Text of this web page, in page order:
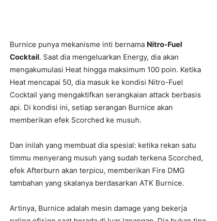
Burnice punya mekanisme inti bernama Nitro-Fuel
Cocktail. Saat dia mengeluarkan Energy, dia akan
mengakumulasi Heat hingga maksimum 100 poin. Ketika
Heat mencapai 50, dia masuk ke kondisi Nitro-Fuel
Cocktail yang mengaktifkan serangkaian attack berbasis
api. Di kondisi ini, setiap serangan Burnice akan
memberikan efek Scorched ke musuh.
Dan inilah yang membuat dia spesial: ketika rekan satu
timmu menyerang musuh yang sudah terkena Scorched,
efek Afterburn akan terpicu, memberikan Fire DMG
tambahan yang skalanya berdasarkan ATK Burnice.
Artinya, Burnice adalah mesin damage yang bekerja